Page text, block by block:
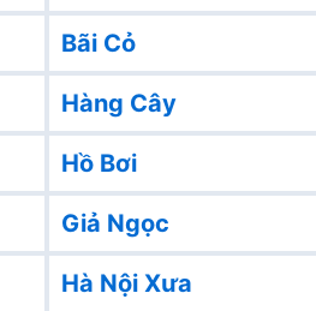
Bãi Cỏ
Hàng Cây
Hồ Bơi
Giả Ngọc
Hà Nội Xưa